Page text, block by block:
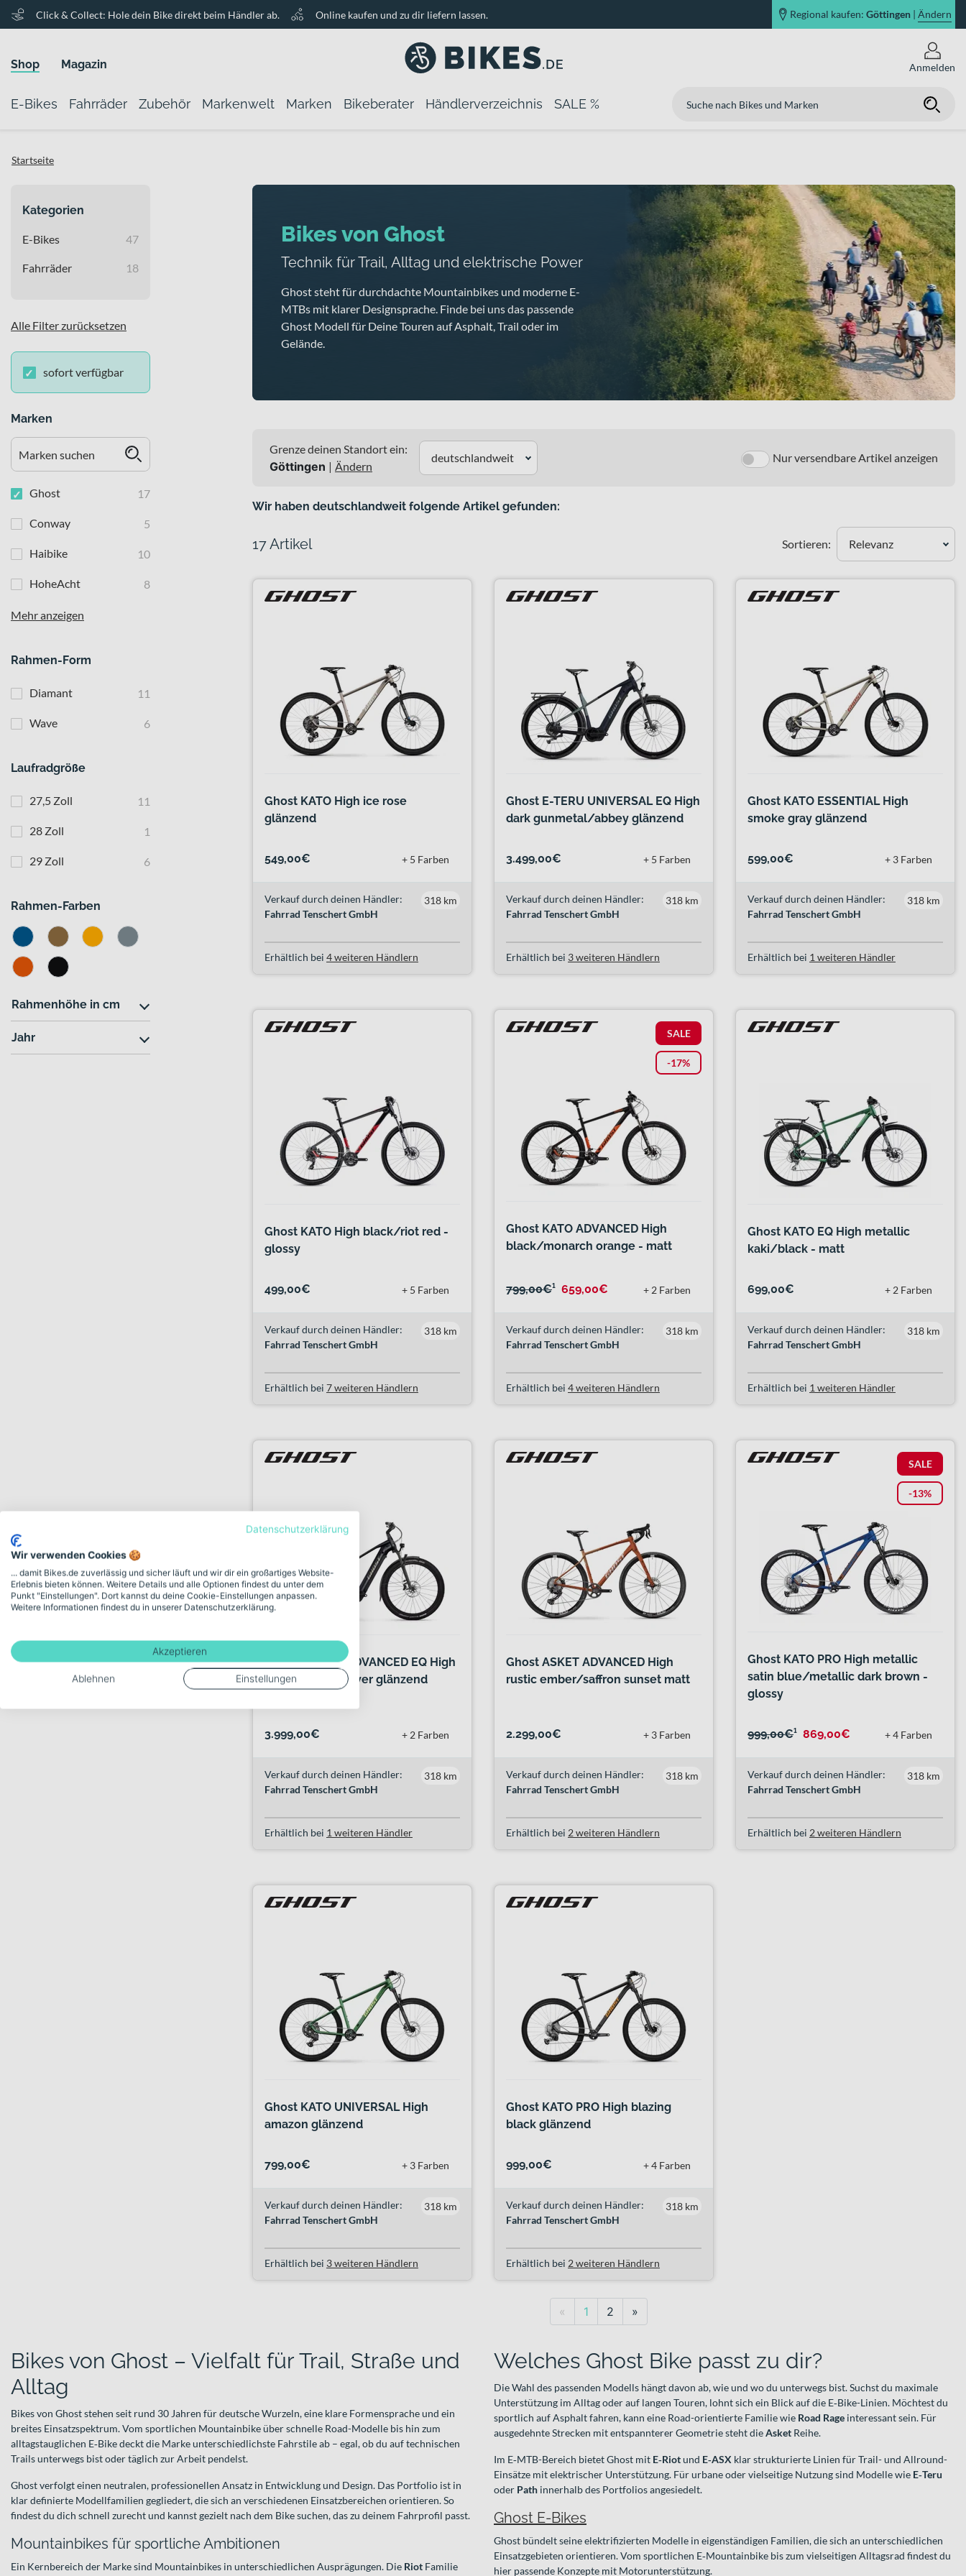
Click & Collect: Hole dein Bike direkt beim Händler ab. Online kaufen und zu dir liefern lassen. Regional kaufen: Göttingen | Ändern
Shop Magazin Anmelden
E-Bikes Fahrräder Zubehör Markenwelt Marken Bikeberater Händlerverzeichnis SALE %
Startseite
Kategorien
E-Bikes 47
Fahrräder 18
Alle Filter zurücksetzen
sofort verfügbar
Marken
Ghost 17
Conway 5
Haibike 10
HoheAcht 8
Mehr anzeigen
Rahmen-Form
Diamant 11
Wave 6
Laufradgröße
27,5 Zoll 11
28 Zoll 1
29 Zoll 6
Rahmen-Farben
Rahmenhöhe in cm
Jahr
Bikes von Ghost
Technik für Trail, Alltag und elektrische Power
Ghost steht für durchdachte Mountainbikes und moderne E-
MTBs mit klarer Designsprache. Finde bei uns das passende
Ghost Modell für Deine Touren auf Asphalt, Trail oder im
Gelände.
Grenze deinen Standort ein:
Göttingen | Ändern
deutschlandweit Nur versendbare Artikel anzeigen
Wir haben deutschlandweit folgende Artikel gefunden:
17 Artikel Sortieren: Relevanz
Ghost KATO High ice rose
glänzend
549,00€ + 5 Farben
Verkauf durch deinen Händler:
Fahrrad Tenschert GmbH
318 km
Erhältlich bei 4 weiteren Händlern
Ghost E-TERU UNIVERSAL EQ High
dark gunmetal/abbey glänzend
3.499,00€ + 5 Farben
Verkauf durch deinen Händler:
Fahrrad Tenschert GmbH
318 km
Erhältlich bei 3 weiteren Händlern
Ghost KATO ESSENTIAL High
smoke gray glänzend
599,00€ + 3 Farben
Verkauf durch deinen Händler:
Fahrrad Tenschert GmbH
318 km
Erhältlich bei 1 weiteren Händler
Ghost KATO High black/riot red -
glossy
499,00€ + 5 Farben
Verkauf durch deinen Händler:
Fahrrad Tenschert GmbH
318 km
Erhältlich bei 7 weiteren Händlern
SALE
-17%
Ghost KATO ADVANCED High
black/monarch orange - matt
799,00€¹ 659,00€ + 2 Farben
Verkauf durch deinen Händler:
Fahrrad Tenschert GmbH
318 km
Erhältlich bei 4 weiteren Händlern
Ghost KATO EQ High metallic
kaki/black - matt
699,00€ + 2 Farben
Verkauf durch deinen Händler:
Fahrrad Tenschert GmbH
318 km
Erhältlich bei 1 weiteren Händler
Ghost E-TERU ADVANCED EQ High
eerie black/beaver glänzend
3.999,00€ + 2 Farben
Verkauf durch deinen Händler:
Fahrrad Tenschert GmbH
318 km
Erhältlich bei 1 weiteren Händler
Ghost ASKET ADVANCED High
rustic ember/saffron sunset matt
2.299,00€ + 3 Farben
Verkauf durch deinen Händler:
Fahrrad Tenschert GmbH
318 km
Erhältlich bei 2 weiteren Händlern
SALE
-13%
Ghost KATO PRO High metallic
satin blue/metallic dark brown -
glossy
999,00€¹ 869,00€ + 4 Farben
Verkauf durch deinen Händler:
Fahrrad Tenschert GmbH
318 km
Erhältlich bei 2 weiteren Händlern
Ghost KATO UNIVERSAL High
amazon glänzend
799,00€ + 3 Farben
Verkauf durch deinen Händler:
Fahrrad Tenschert GmbH
318 km
Erhältlich bei 3 weiteren Händlern
Ghost KATO PRO High blazing
black glänzend
999,00€ + 4 Farben
Verkauf durch deinen Händler:
Fahrrad Tenschert GmbH
318 km
Erhältlich bei 2 weiteren Händlern
« Previous
1 2 »Next
Bikes von Ghost – Vielfalt für Trail, Straße und
Alltag
Bikes von Ghost stehen seit rund 30 Jahren für deutsche Wurzeln, eine klare Formensprache und ein
breites Einsatzspektrum. Vom sportlichen Mountainbike über schnelle Road-Modelle bis hin zum
alltagstauglichen E‑Bike deckt die Marke unterschiedlichste Fahrstile ab – egal, ob du auf technischen
Trails unterwegs bist oder täglich zur Arbeit pendelst.
Ghost verfolgt einen neutralen, professionellen Ansatz in Entwicklung und Design. Das Portfolio ist in
klar definierte Modellfamilien gegliedert, die sich an verschiedenen Einsatzbereichen orientieren. So
findest du dich schnell zurecht und kannst gezielt nach dem Bike suchen, das zu deinem Fahrprofil passt.
Mountainbikes für sportliche Ambitionen
Ein Kernbereich der Marke sind Mountainbikes in unterschiedlichen Ausprägungen. Die Riot Familie
Welches Ghost Bike passt zu dir?
Die Wahl des passenden Modells hängt davon ab, wie und wo du unterwegs bist. Suchst du maximale
Unterstützung im Alltag oder auf langen Touren, lohnt sich ein Blick auf die E‑Bike-Linien. Möchtest du
sportlich auf Asphalt fahren, kann eine Road-orientierte Familie wie Road Rage interessant sein. Für
ausgedehnte Strecken mit entspannterer Geometrie steht dieAsket Reihe.
Im E‑MTB-Bereich bietet Ghost mit E‑Riotund E‑ASX klar strukturierte Linien für Trail- und Allround-
Einsätze mit elektrischer Unterstützung. Für urbane oder vielseitige Nutzung sind Modelle wie E‑Teru
oder Path innerhalb des Portfolios angesiedelt.
Ghost E-Bikes
Ghost bündelt seine elektrifizierten Modelle in eigenständigen Familien, die sich an unterschiedlichen
Einsatzgebieten orientieren. Vom sportlichen E‑Mountainbike bis zum vielseitigen Alltagsrad findest du
hier passende Konzepte mit Motorunterstützung.
Datenschutzerklärung
Wir verwenden Cookies 🍪
... damit Bikes.de zuverlässig und sicher läuft und wir dir ein großartiges Website-
Erlebnis bieten können. Weitere Details und alle Optionen findest du unter dem
Punkt "Einstellungen". Dort kannst du deine Cookie-Einstellungen anpassen.
Weitere Informationen findest du in unserer Datenschutzerklärung.
Akzeptieren
Ablehnen Einstellungen